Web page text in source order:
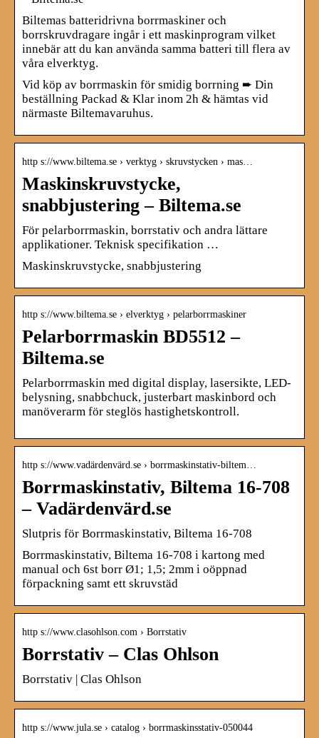
Biltemas batteridrivna borrmaskiner och
borrskruvdragare ingår i ett maskinprogram vilket
innebär att du kan använda samma batteri till flera av
våra elverktyg.
Vid köp av borrmaskin för smidig borrning ➨ Din
beställning Packad & Klar inom 2h & hämtas vid
närmaste Biltemavaruhus.
http s://www.biltema.se › verktyg › skruvstycken › mas…
Maskinskruvstycke,
snabbjustering – Biltema.se
För pelarborrmaskin, borrstativ och andra lättare
applikationer. Teknisk specifikation …
Maskinskruvstycke, snabbjustering
http s://www.biltema.se › elverktyg › pelarborrmaskiner
Pelarborrmaskin BD5512 –
Biltema.se
Pelarborrmaskin med digital display, lasersikte, LED-
belysning, snabbchuck, justerbart maskinbord och
manöverarm för steglös hastighetskontroll.
http s://www.vadärdenvärd.se › borrmaskinstativ-biltem…
Borrmaskinstativ, Biltema 16-708
– Vadärdenvärd.se
Slutpris för Borrmaskinstativ, Biltema 16-708
Borrmaskinstativ, Biltema 16-708 i kartong med
manual och 6st borr Ø1; 1,5; 2mm i oöppnad
förpackning samt ett skruvstäd
http s://www.clasohlson.com › Borrstativ
Borrstativ – Clas Ohlson
Borrstativ | Clas Ohlson
http s://www.jula.se › catalog › borrmaskinsstativ-050044